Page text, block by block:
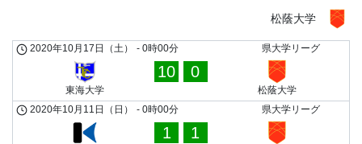
松蔭大学
県大学リーグ
2020年10月17日（土） - 0時00分
東海大学
10 0
松蔭大学
県大学リーグ
2020年10月11日（日） - 0時00分
1 1